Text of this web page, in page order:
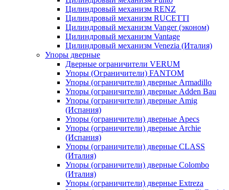
Цилиндровый механизм RENZ
Цилиндровый механизм RUCETTI
Цилиндровый механизм Vanger (эконом)
Цилиндровый механизм Vantage
Цилиндровый механизм Venezia (Италия)
Упоры дверные
Дверные ограничители VERUM
Упоры (Ограничители) FANTOM
Упоры (ограничители) дверные Armadillo
Упоры (ограничители) дверные Adden Bau
Упоры (ограничители) дверные Amig
(Испания)
Упоры (ограничители) дверные Apecs
Упоры (ограничители) дверные Archie
(Испания)
Упоры (ограничители) дверные CLASS
(Италия)
Упоры (ограничители) дверные Colombo
(Италия)
Упоры (ограничители) дверные Extreza